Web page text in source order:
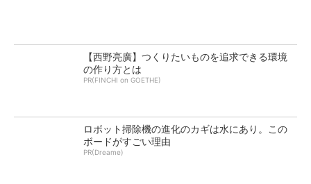
【西野亮廣】つくりたいものを追求できる環境
の作り方とは
PR(FINCHI on GOETHE)
ロボット掃除機の進化のカギは水にあり。この
ボードがすごい理由
PR(Dreame)